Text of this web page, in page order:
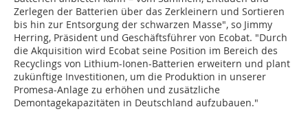
Zerlegen der Batterien über das Zerkleinern und Sortieren
bis hin zur Entsorgung der schwarzen Masse", so Jimmy
Herring, Präsident und Geschäftsführer von Ecobat. "Durch
die Akquisition wird Ecobat seine Position im Bereich des
Recyclings von Lithium-Ionen-Batterien erweitern und plant
zukünftige Investitionen, um die Produktion in unserer
Promesa-Anlage zu erhöhen und zusätzliche
Demontagekapazitäten in Deutschland aufzubauen."